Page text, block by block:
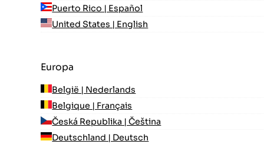
Puerto Rico | Español
United States | English
Europa
België | Nederlands
Belgique | Français
Česká Republika | Čeština
Deutschland | Deutsch